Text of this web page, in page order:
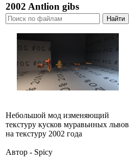
2002 Antlion gibs
Небольшой мод изменяющий
текстуру кусков муравьиных львов
на текстуру 2002 года
Автор - Spicy